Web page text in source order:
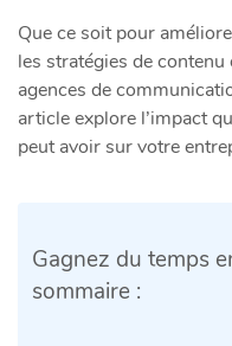
Que ce soit pour
les stratégies de
agences de
article explore l’impact
peut avoir sur votre
Gagnez du temps
sommaire :